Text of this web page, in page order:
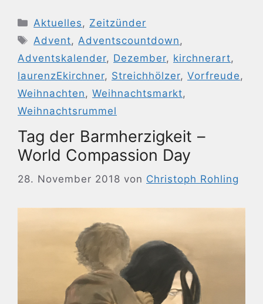
Kategorien
Aktuelles, Zeitzünder
Schlagwörter
Advent,Adventscountdown,
Adventskalender, Dezember, kirchnerart,
laurenzEkirchner, Streichhölzer, Vorfreude,
Weihnachten, Weihnachtsmarkt,
Weihnachtsrummel
Tag der Barmherzigkeit –
World Compassion Day
28. November 2018 von Christoph Rohling